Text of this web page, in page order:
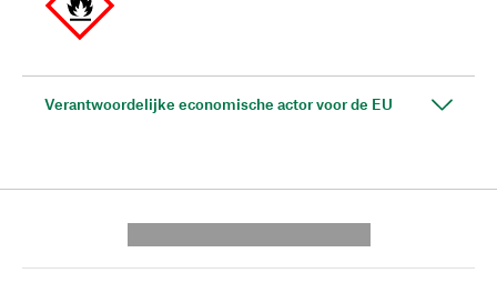
Verantwoordelijke economische actor voor de EU